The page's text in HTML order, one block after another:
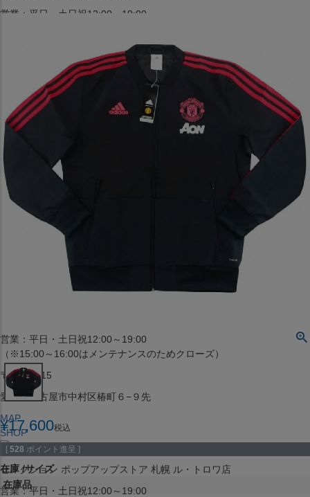
営業：平日・土日祝12:00～19:00
大阪府大阪市中央区西心斎橋1丁目6番14号
TEL:06-4708-3300
MAP
SHOP
BLOG
JR水道橋駅西口店
営業：土・日・祝日のみ 12:00-18:00
〒101-0061
東京都千代田区神田三崎町２丁目２２−１ 1F
営業：平日・土日祝12:00～19:00
（※15:00～16:00はメンテナンスのためクローズ）
〒453-0015
愛知県名古屋市中村区椿町６−９先
MAP
SHOP
セレクション ポップアップストア 札幌 ル・トロワ店
営業：平日・土日祝12:00～19:00
¥17,600税込
[ 528 ポイント進呈 ]
在庫 サイズ
在庫品